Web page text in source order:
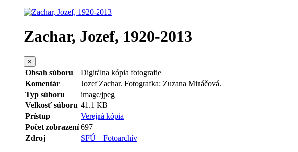
Zachar, Jozef, 1920-2013
×
Obsah súboru
Digitálna kópia fotografie
Komentár
Jozef Zachar. Fotografka: Zuzana Mináčová.
Typ súboru
image/jpeg
Velkosť súboru 41.1 KB
Prístup
Verejná kópia
Počet zobrazení 697
Zdroj
SFÚ – Fotoarchív